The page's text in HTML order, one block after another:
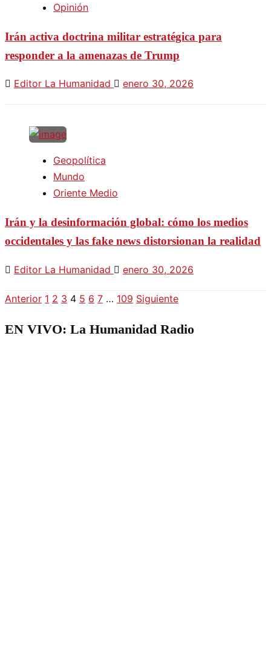
Opinión
Irán activa doctrina militar estratégica para
responder a la amenazas de Trump
Editor La Humanidad enero 30, 2026
Geopolítica
Mundo
Oriente Medio
Irán y la desinformación global: cómo los medios
occidentales y las fake news distorsionan la realidad
Editor La Humanidad enero 30, 2026
Paginación
de
Anterior 1 2 3 4 5 6 7 … 109 Siguiente
EN VIVO: La Humanidad Radio